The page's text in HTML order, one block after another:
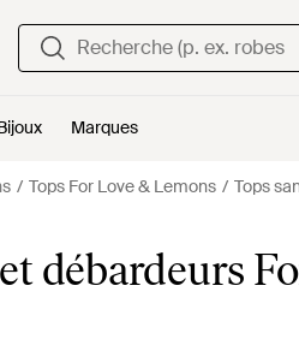
Marques
Tops For Love & Lemons Tops
débardeurs